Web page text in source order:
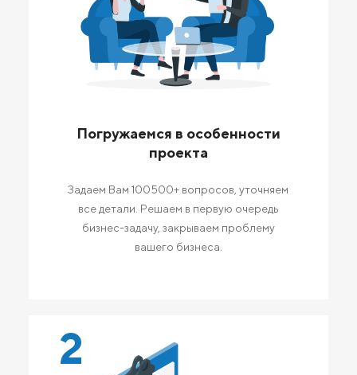
Погружаемся в особенности
проекта
Задаем Вам 100500+ вопросов, уточняем
все детали. Решаем в первую очередь
бизнес-задачу, закрываем проблему
вашего бизнеса.
2